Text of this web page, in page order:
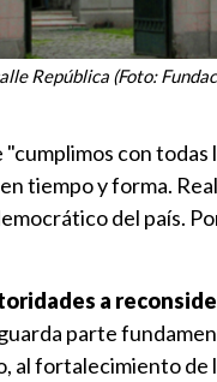
República (Foto:
con
tiempo y forma.
del país.
a
parte
al fortalecimiento de